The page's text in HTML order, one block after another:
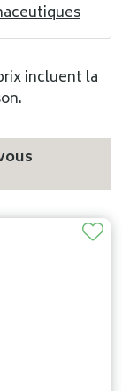
incluent la